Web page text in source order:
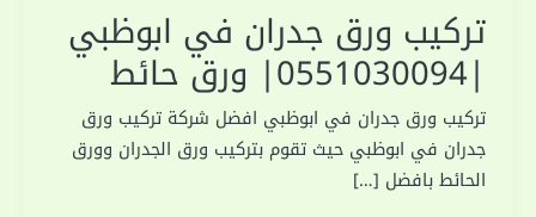
تركيب ورق جدران في ابوظبي
|0551030094| ورق حائط
تركيب ورق جدران في ابوظبي افضل شركة تركيب ورق
جدران في ابوظبي حيث تقوم بتركيب ورق الجدران وورق
الحائط بافضل […]